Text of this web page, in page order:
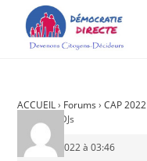
ACCUEIL › Forums › CAP 2022
music for DJs
21 août 2022 à 03:46